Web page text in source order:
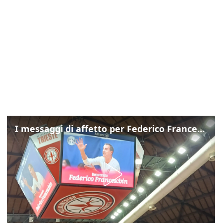
I messaggi di affetto per Federico Franceschin: così il mondo del basket gli è stato accanto fino all’ultimo